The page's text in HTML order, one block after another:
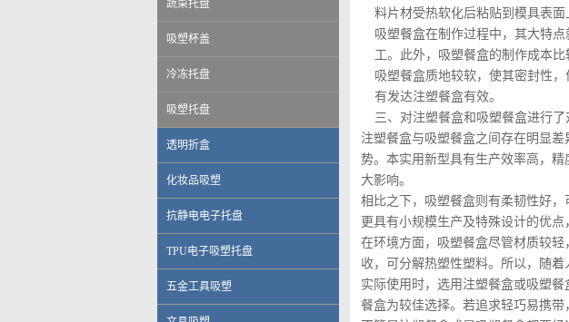
蔬菜托盘
吸塑杯盖
冷冻托盘
吸塑托盘
透明折盒
化妆品吸塑
抗静电电子托盘
TPU电子吸塑托盘
五金工具吸塑
料片材受热软化后粘贴到模具表面
吸塑餐盒在制作过程中，其大特
工。此外，吸塑餐盒的制作成本
吸塑餐盒质地较软，使其密封性
有发达注塑餐盒有效。
三、对注塑餐盒和吸塑餐盒进行了
注塑餐盒与吸塑餐盒之间存在明显
势。本实用新型具有生产效率高，
大影响。
相比之下，吸塑餐盒则有柔韧性好
更具有小规模生产及特殊设计的优
在环境方面，吸塑餐盒尽管材质较
收，可分解热塑性塑料。所以，随
实际使用时，选用注塑餐盒或吸塑
餐盒为较佳选择。若追求轻巧易携带